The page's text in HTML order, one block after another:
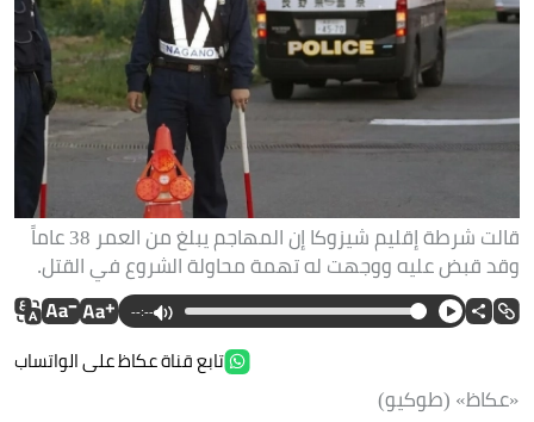
قالت شرطة إقليم شيزوكا إن المهاجم يبلغ من العمر 38 عاماً
وقد قبض عليه ووجهت له تهمة محاولة الشروع في القتل.
--:--
تابع قناة عكاظ على الواتساب
«عكاظ» (طوكيو)